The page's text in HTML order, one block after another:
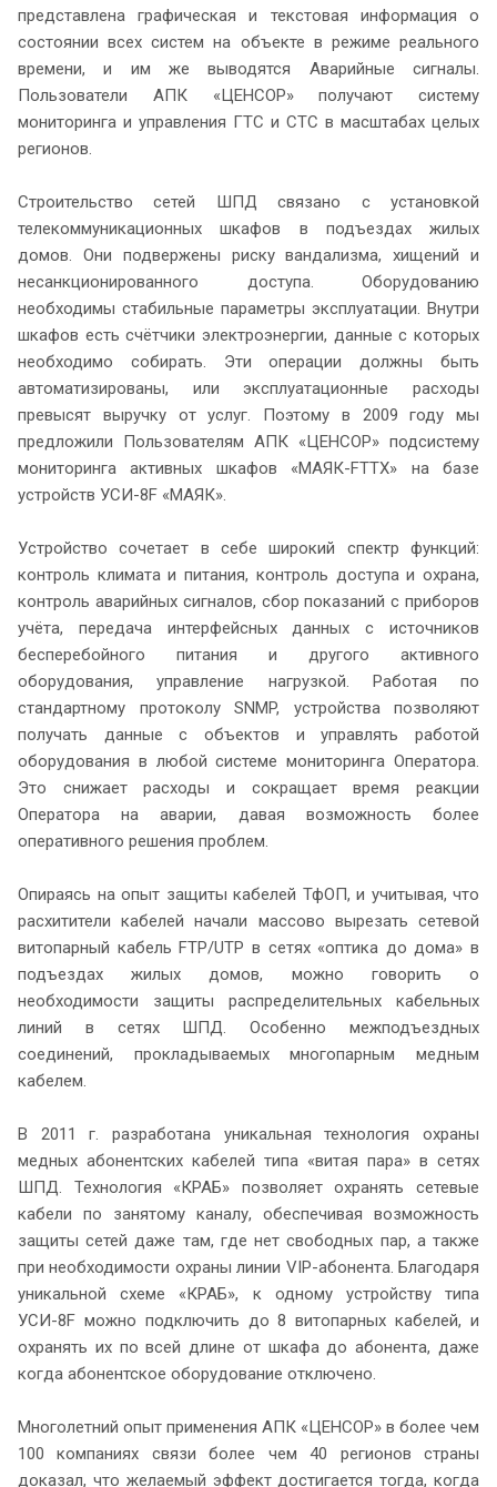
представлена графическая и текстовая информация о
состоянии всех систем на объекте в режиме реального
времени, и им же выводятся Аварийные сигналы.
Пользователи АПК «ЦЕНСОР» получают систему
мониторинга и управления ГТС и СТС в масштабах целых
регионов.
Строительство сетей ШПД связано с установкой
телекоммуникационных шкафов в подъездах жилых
домов. Они подвержены риску вандализма, хищений и
несанкционированного доступа. Оборудованию
необходимы стабильные параметры эксплуатации. Внутри
шкафов есть счётчики электроэнергии, данные с которых
необходимо собирать. Эти операции должны быть
автоматизированы, или эксплуатационные расходы
превысят выручку от услуг. Поэтому в 2009 году мы
предложили Пользователям АПК «ЦЕНСОР» подсистему
мониторинга активных шкафов «МАЯК-FTTX» на базе
устройств УСИ-8F «МАЯК».
Устройство сочетает в себе широкий спектр функций:
контроль климата и питания, контроль доступа и охрана,
контроль аварийных сигналов, сбор показаний с приборов
учёта, передача интерфейсных данных с источников
бесперебойного питания и другого активного
оборудования, управление нагрузкой. Работая по
стандартному протоколу SNMP, устройства позволяют
получать данные с объектов и управлять работой
оборудования в любой системе мониторинга Оператора.
Это снижает расходы и сокращает время реакции
Оператора на аварии, давая возможность более
оперативного решения проблем.
Опираясь на опыт защиты кабелей ТфОП, и учитывая, что
расхитители кабелей начали массово вырезать сетевой
витопарный кабель FTP/UTP в сетях «оптика до дома» в
подъездах жилых домов, можно говорить о
необходимости защиты распределительных кабельных
линий в сетях ШПД. Особенно межподъездных
соединений, прокладываемых многопарным медным
кабелем.
В 2011 г. разработана уникальная технология охраны
медных абонентских кабелей типа «витая пара» в сетях
ШПД. Технология «КРАБ» позволяет охранять сетевые
кабели по занятому каналу, обеспечивая возможность
защиты сетей даже там, где нет свободных пар, а также
при необходимости охраны линии VIP-абонента. Благодаря
уникальной схеме «КРАБ», к одному устройству типа
УСИ-8F можно подключить до 8 витопарных кабелей, и
охранять их по всей длине от шкафа до абонента, даже
когда абонентское оборудование отключено.
Многолетний опыт применения АПК «ЦЕНСОР» в более чем
100 компаниях связи более чем 40 регионов страны
доказал, что желаемый эффект достигается тогда, когда